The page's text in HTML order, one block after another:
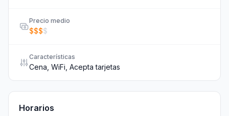
Precio medio
$$$$
Características
Cena, WiFi, Acepta tarjetas
Horarios